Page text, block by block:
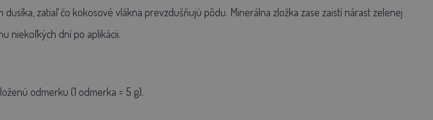
zatiaľ čo kokosové vlákna prevzdušňujú pôdu. Minerálna zložka zase zaistí nárast zelenej
niekoľkých dní po aplikácii.
odmerku (1 odmerka = 5 g).